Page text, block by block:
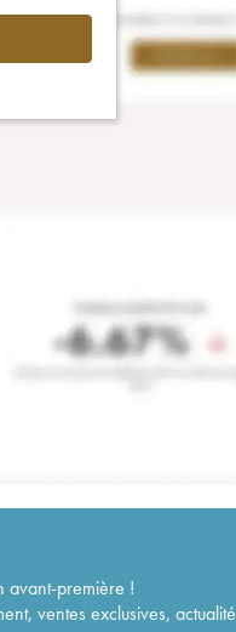
avant-première !
ventes exclusives,